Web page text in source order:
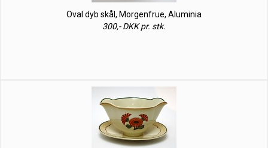
Oval dyb skål, Morgenfrue, Aluminia
300,- DKK pr. stk.